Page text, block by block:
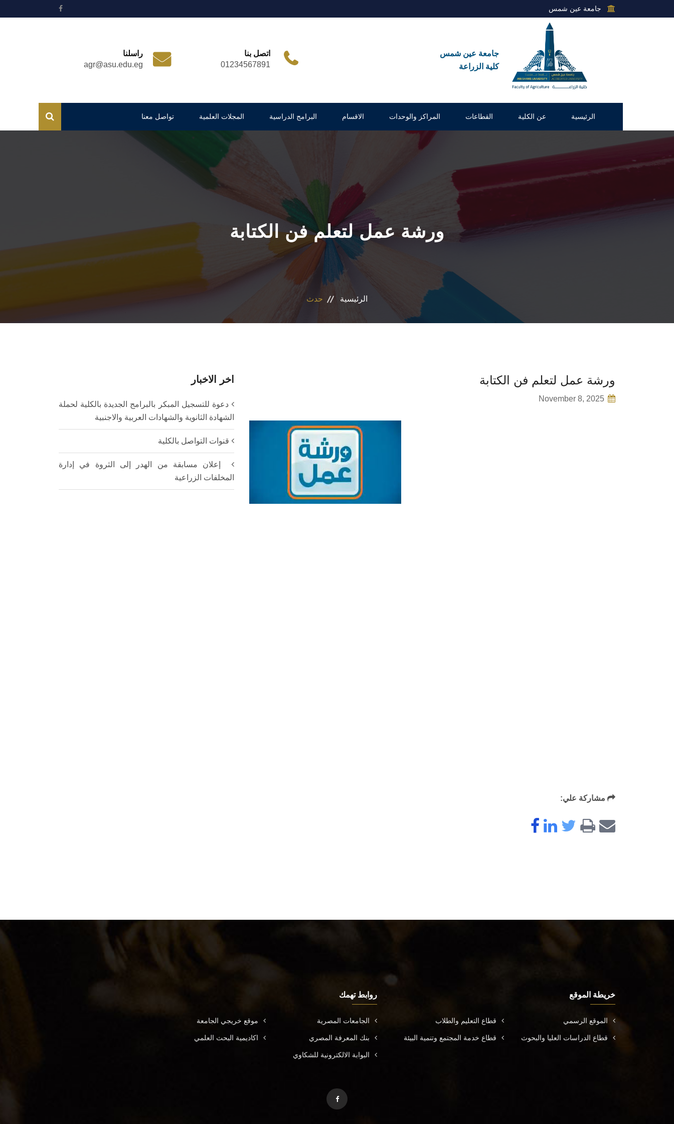
جامعة عين شمس
جامعة عين شمس
كلية الزراعة
اتصل بنا
01234567891
راسلنا
agr@asu.edu.eg
الرئيسية عن الكلية القطاعات المراكز والوحدات الاقسام البرامج الدراسية المجلات العلمية تواصل معنا
ورشة عمل لتعلم فن الكتابة
الرئيسية حدث
ورشة عمل لتعلم فن الكتابة
November 8, 2025
مشاركة علي:
اخر الاخبار
دعوة للتسجيل المبكر بالبرامج الجديدة بالكلية لحملة
الشهادة الثانوية والشهادات العربية والاجنبية
قنوات التواصل بالكلية
إعلان مسابقة من الهدر إلى الثروة في إدارة
المخلفات الزراعية
خريطة الموقع
الموقع الرسمي قطاع التعليم والطلاب
قطاع الدراسات العليا والبحوث قطاع خدمة المجتمع وتنمية البيئة
روابط تهمك
الجامعات المصرية موقع خريجي الجامعة
بنك المعرفة المصري اكاديمية البحث العلمي
البوابة الالكترونية للشكاوي